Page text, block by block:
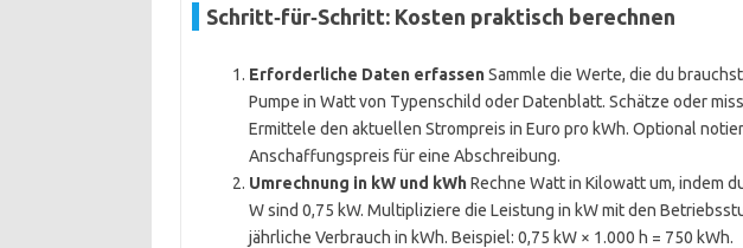
Schritt‑für‑Schritt: Kosten praktisch berechnen
Erforderliche Daten erfassenSammle die Werte, die du
Pumpe in Watt von Typenschild oder Datenblatt. Schätze oder
Ermittele den aktuellen Strompreis in Euro pro kWh. Optional
Anschaffungspreis für eine Abschreibung.
Umrechnung in kW und kWhRechne Watt in Kilowatt um, indem
W sind 0,75 kW. Multipliziere die Leistung in kW mit den
jährliche Verbrauch in kWh. Beispiel: 0,75 kW × 1.000 h = 750 kWh.